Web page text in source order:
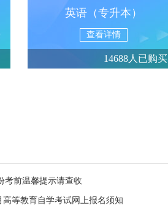
英语（专升本）
查看详情
14688人已购买
考前温馨提示请查收
高等教育自学考试网上报名须知